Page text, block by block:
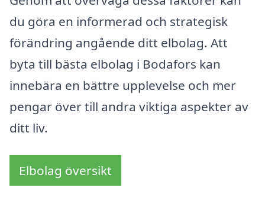
du göra en informerad och strategisk
förändring angående ditt elbolag. Att
byta till bästa elbolag i Bodafors kan
innebära en bättre upplevelse och mer
pengar över till andra viktiga aspekter av
ditt liv.
Elbolag översikt